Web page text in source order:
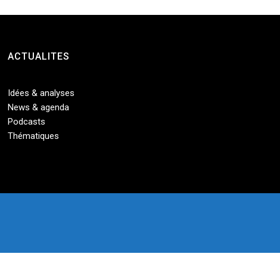
ACTUALITES
Idées & analyses
News & agenda
Podcasts
Thématiques